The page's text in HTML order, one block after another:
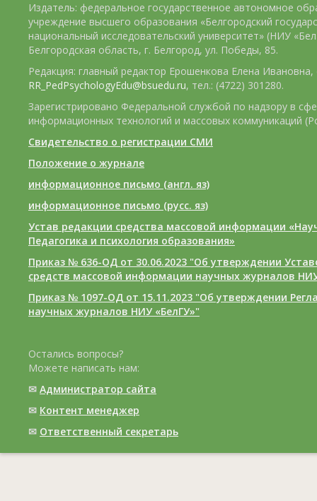
Издатель: федеральное государственное автономное
учреждение высшего образования «Белгородский
национальный исследовательский университет» (НИУ
Белгородская область, г. Белгород, ул. Победы, 85.
Редакция: главный редактор Ерошенкова Елена Ивановна,
RR_PedPsychologyEdu@bsuedu.ru, тел.: (4722) 301280.
Зарегистрировано Федеральной службой по надзору в
информационных технологий и массовых коммуникаций
Свидетельство о регистрации СМИ
Положение о журнале
информационное письмо (англ. яз)
информационное письмо (русс. яз)
Устав редакции средства массовой информации
Педагогика и психология образования»
Приказ № 636-ОД от 30.06.2023 "Об утверждении
средств массовой информации научных журналов
Приказ № 1097-ОД от 15.11.2023 "Об утверждении
научных журналов НИУ «БелГУ»"
Остались вопросы?
Можете написать нам:
✉ Администратор сайта
✉ Контент менеджер
✉ Ответственный cекретарь